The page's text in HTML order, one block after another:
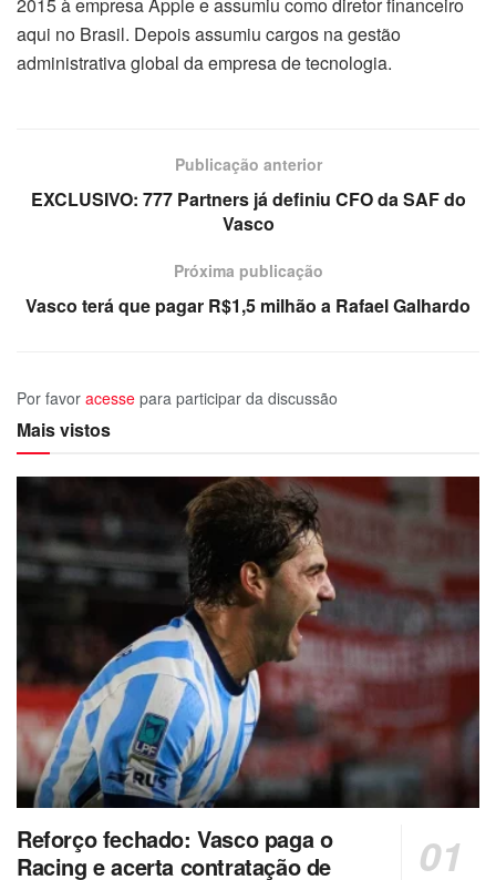
aqui no Brasil. Depois assumiu cargos na gestão
administrativa global da empresa de tecnologia.
Publicação anterior
EXCLUSIVO: 777 Partners já definiu CFO da SAF do
Vasco
Próxima publicação
Vasco terá que pagar R$1,5 milhão a Rafael Galhardo
Por favor acesse para participar da discussão
Mais vistos
Reforço fechado: Vasco paga o
Racing e acerta contratação de